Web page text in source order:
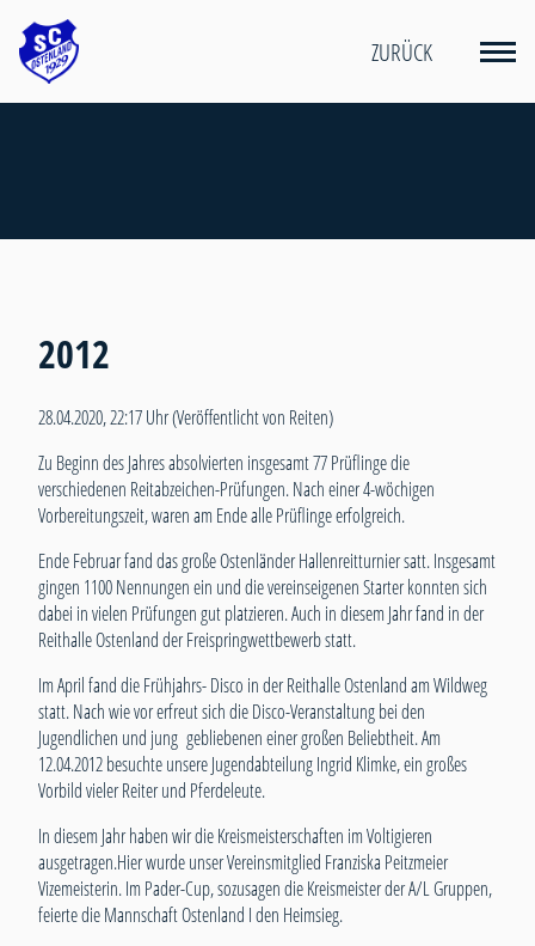
ZURÜCK
2012
28.04.2020, 22:17 Uhr(Veröffentlicht von Reiten)
Zu Beginn des Jahres absolvierten insgesamt 77 Prüflinge die
verschiedenen Reitabzeichen-Prüfungen. Nach einer 4-wöchigen
Vorbereitungszeit, waren am Ende alle Prüflinge erfolgreich.
Ende Februar fand das große Ostenländer Hallenreitturnier satt. Insgesamt
gingen 1100 Nennungen ein und die vereinseigenen Starter konnten sich
dabei in vielen Prüfungen gut platzieren. Auch in diesem Jahr fand in der
Reithalle Ostenland der Freispringwettbewerb statt.
Im April fand die Frühjahrs- Disco in der Reithalle Ostenland am Wildweg
statt. Nach wie vor erfreut sich die Disco-Veranstaltung bei den
Jugendlichen und jung gebliebenen einer großen Beliebtheit. Am
12.04.2012 besuchte unsere Jugendabteilung Ingrid Klimke, ein großes
Vorbild vieler Reiter und Pferdeleute.
In diesem Jahr haben wir die Kreismeisterschaften im Voltigieren
ausgetragen.Hier wurde unser Vereinsmitglied Franziska Peitzmeier
Vizemeisterin. Im Pader-Cup, sozusagen die Kreismeister der A/L Gruppen,
feierte die Mannschaft Ostenland I den Heimsieg.